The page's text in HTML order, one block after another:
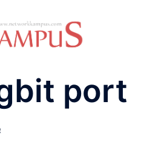
port